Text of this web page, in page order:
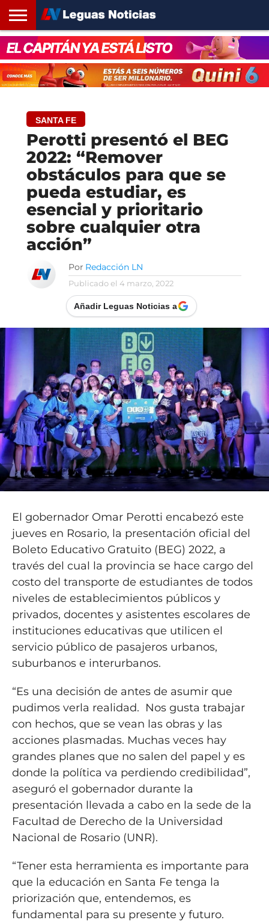
INICIO
SANTA
FE
ROSARIO24
REGIONES
ARGENTINA
OPINIÓN
CONTACTO
SANTA FE
Perotti presentó el BEG
2022: “Remover
obstáculos para que se
pueda estudiar, es
esencial y prioritario
sobre cualquier otra
acción”
Por Redacción LN
Publicado el 4 marzo, 2022
Añadir Leguas Noticias a
El gobernador Omar Perotti encabezó este
jueves en Rosario, la presentación oficial del
Boleto Educativo Gratuito (BEG) 2022, a
través del cual la provincia se hace cargo del
costo del transporte de estudiantes de todos
niveles de establecimientos públicos y
privados, docentes y asistentes escolares de
instituciones educativas que utilicen el
servicio público de pasajeros urbanos,
suburbanos e interurbanos.
“Es una decisión de antes de asumir que
pudimos verla realidad. Nos gusta trabajar
con hechos, que se vean las obras y las
acciones plasmadas. Muchas veces hay
grandes planes que no salen del papel y es
donde la política va perdiendo credibilidad”,
aseguró el gobernador durante la
presentación llevada a cabo en la sede de la
Facultad de Derecho de la Universidad
Nacional de Rosario (UNR).
“Tener esta herramienta es importante para
que la educación en Santa Fe tenga la
priorización que, entendemos, es
fundamental para su presente y futuro.